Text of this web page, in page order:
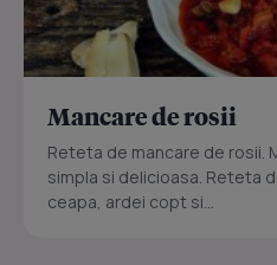
Mancare de rosii
Reteta de mancare de rosii.
simpla si delicioasa. Reteta
ceapa, ardei copt si...